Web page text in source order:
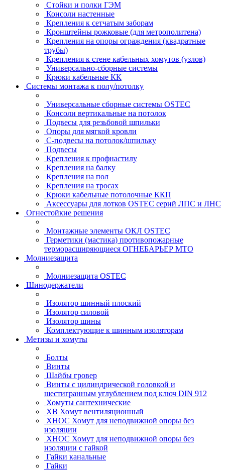
Стойки и полки ГЭМ
Консоли настенные
Крепления к сетчатым заборам
Кронштейны рожковые (для метрополитена)
Крепления на опоры ограждения (квадратные
трубы)
Крепления к стене кабельных хомутов (узлов)
Универсально-сборные системы
Крюки кабельные КК
Системы монтажа к полу/потолку
Универсальные сборные системы OSTEC
Консоли вертикальные на потолок
Подвесы для резьбовой шпильки
Опоры для мягкой кровли
С-подвесы на потолок/шпильку
Подвесы
Крепления к профнастилу
Крепления на балку
Крепления на пол
Крепления на тросах
Крюки кабельные потолочные ККП
Аксессуары для лотков OSTEC серий ЛПС и ЛНС
Огнестойкие решения
Монтажные элементы ОКЛ OSTEC
Герметики (мастика) противопожарные
терморасширяющиеся ОГНЕБАРЬЕР МТО
Молниезащита
Молниезащита OSTEC
Шинодержатели
Изолятор шинный плоский
Изолятор силовой
Изолятор шины
Комплектующие к шинным изоляторам
Метизы и хомуты
Болты
Винты
Шайбы гровер
Винты с цилиндрической головкой и
шестигранным углублением под ключ DIN 912
Хомуты сантехнические
ХВ Хомут вентиляционный
ХНОС Хомут для неподвижной опоры без
изоляции
ХНОС Хомут для неподвижной опоры без
изоляции с гайкой
Гайки канальные
Гайки